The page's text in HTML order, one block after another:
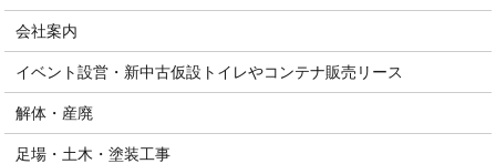
会社案内
イベント設営・新中古仮設トイレやコンテナ販売リース
解体・産廃
足場・土木・塗装工事